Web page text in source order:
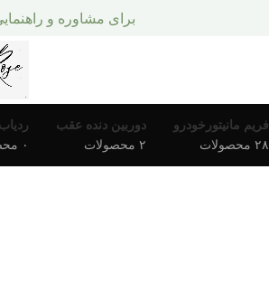
فریم مانیتورخودرو
۲۸ محصولات
دوربین دنده عقب
۲ محصولات
۰ محصول
برای مشاوره و راهنمایی